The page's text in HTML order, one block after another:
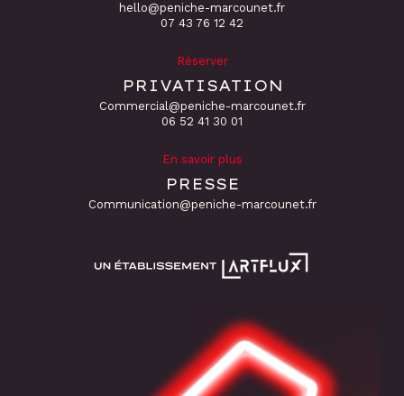
hello@peniche-marcounet.fr
‭07 43 76 12 42
Réserver
PRIVATISATION
Commercial@peniche-marcounet.fr
06 52 41 30 01
En savoir plus
PRESSE
Communication@peniche-marcounet.fr